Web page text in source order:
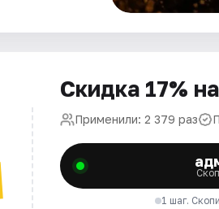
Скидка 17%
Применили: 2 379 раз
1 шаг.